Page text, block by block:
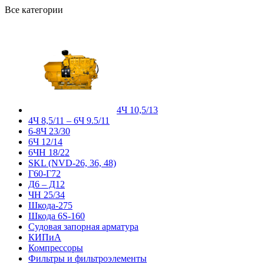
Все категории
4Ч 10,5/13
4Ч 8,5/11 – 6Ч 9.5/11
6-8Ч 23/30
6Ч 12/14
6ЧН 18/22
SKL (NVD-26, 36, 48)
Г60-Г72
Д6 – Д12
ЧН 25/34
Шкода-275
Шкода 6S-160
Судовая запорная арматура
КИПиА
Компрессоры
Фильтры и фильтроэлементы